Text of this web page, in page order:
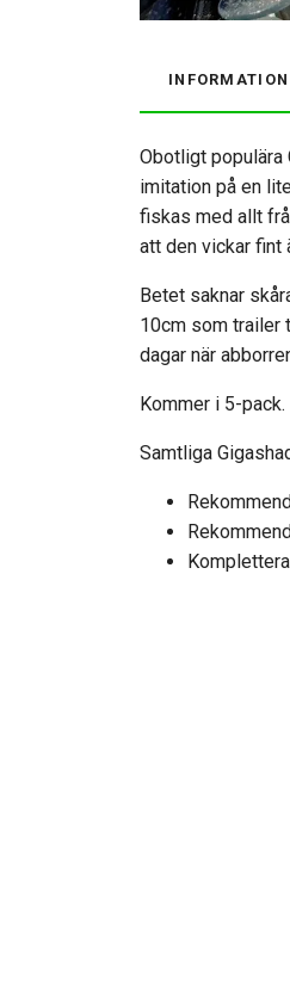
INFORMATION
Obotligt populära
imitation på en
fiskas med allt
att den vickar fint
Betet saknar
10cm som trailer
dagar när
Kommer i 5-pack.
Samtliga